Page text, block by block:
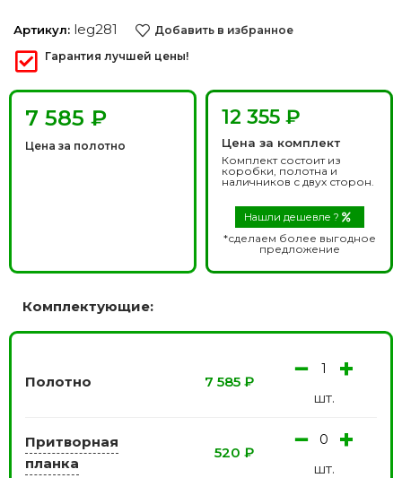
Артикул: leg281
Добавить в избранное
Гарантия лучшей цены!
₽
Цена за полотно
12 355 ₽
Цена за комплект
Комплект состоит из
коробки, полотна и
наличников с двух сторон.
Нашли дешевле ?
*сделаем более выгодное
предложение
Комплектующие:
Полотно 7 585 ₽ − +
шт.
Притворная
планка
520 ₽ − +
шт.